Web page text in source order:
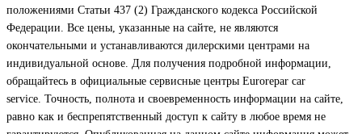
положениями Статьи 437 (2) Гражданского кодекса Российской
Федерации. Все цены, указанные на сайте, не являются
окончательными и устанавливаются дилерскими центрами на
индивидуальной основе. Для получения подробной информации,
обращайтесь в официальные сервисные центры Eurorepar car
service. Точность, полнота и своевременность информации на сайте,
равно как и беспрепятственный доступ к сайту в любое время не